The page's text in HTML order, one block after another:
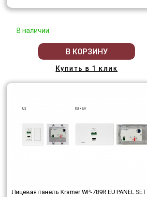
В наличии
В КОРЗИНУ
Купить в 1 клик
Лицевая панель Kramer WP-789R EU PANEL SET